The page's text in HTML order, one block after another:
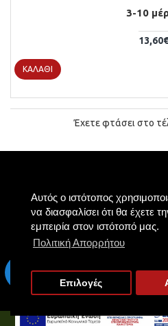
Αυτός ο ιστότοπος
να διασφαλίσει ότι θα έχετε
εμπειρία στον ιστότοπό μας.
Πολιτική Απορρήτου
Επιλογές
3-10
13,60€
ΚΑΛΆΘΙ
Έχετε φτάσει στο
ΠΛΗΡΟΦΟΡΊΕΣ
Τρόποι Αποστολής